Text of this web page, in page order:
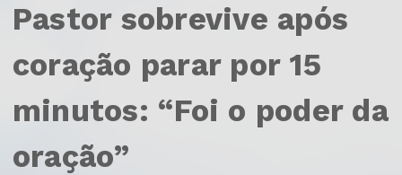
Pastor sobrevive após
coração parar por 15
minutos: “Foi o poder da
oração”